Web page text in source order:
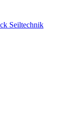
Seiltechnik